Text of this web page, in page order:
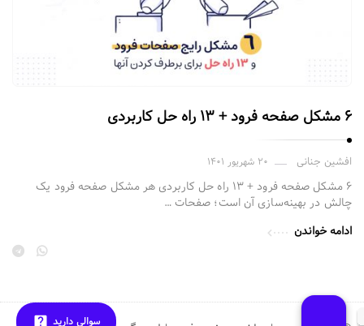
۶ مشکل صفحه فرود + ۱۳ راه حل کاربردی
افشین جنانی ۲۰ شهریور ۱۴۰۱
۶ مشکل صفحه فرود + ۱۳ راه حل کاربردی هر مشکل صفحه فرود یک
چالش در بهینه‌سازی آن است؛ صفحات …
ادامه خواندن
سوالی دارید